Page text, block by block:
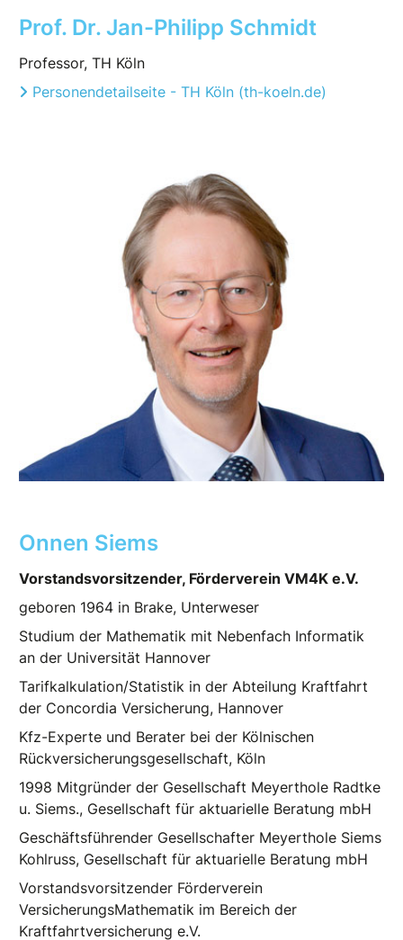
Prof. Dr. Jan-Philipp Schmidt
Professor, TH Köln
Personendetailseite - TH Köln (th-koeln.de)
Onnen Siems
Vorstandsvorsitzender, Förderverein VM4K e.V.
geboren 1964 in Brake, Unterweser
Studium der Mathematik mit Nebenfach Informatik
an der Universität Hannover
Tarifkalkulation/Statistik in der Abteilung Kraftfahrt
der Concordia Versicherung, Hannover
Kfz-Experte und Berater bei der Kölnischen
Rückversicherungsgesellschaft, Köln
1998 Mitgründer der Gesellschaft Meyerthole Radtke
u. Siems., Gesellschaft für aktuarielle Beratung mbH
Geschäftsführender Gesellschafter Meyerthole Siems
Kohlruss, Gesellschaft für aktuarielle Beratung mbH
Vorstandsvorsitzender Förderverein
VersicherungsMathematik im Bereich der
Kraftfahrtversicherung e.V.